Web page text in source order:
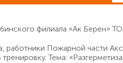
филиала «Ак Берен»
работники Пожарной части
Тема: